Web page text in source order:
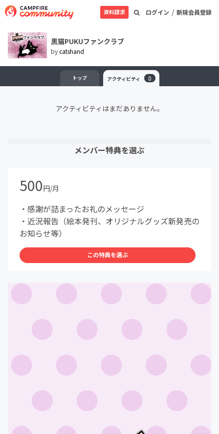
ログイン / 新規会員登録
資料請求
黒猫PUKUファンクラブ
bycatshand
トップ アクティビティ 0
アクティビティはまだありません。
メンバー特典を選ぶ
500円/月
・感謝が詰まったお礼のメッセージ
・近況報告（絵本発刊、オリジナルグッズ新発売の
お知らせ等）
この特典を選ぶ